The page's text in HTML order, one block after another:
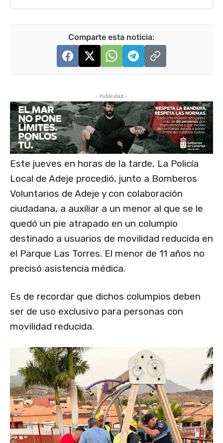
Comparte esta noticia:
- Publicidad -
Este jueves en horas de la tarde, La Policía
Local de Adeje procedió, junto a Bomberos
Voluntarios de Adeje y con colaboración
ciudadana, a auxiliar a un menor al que se le
quedó un pie atrapado en un columpio
destinado a usuarios de movilidad reducida en
el Parque Las Torres. El menor de 11 años no
precisó asistencia médica.
Es de recordar que dichos columpios deben
ser de uso exclusivo para personas con
movilidad reducida.